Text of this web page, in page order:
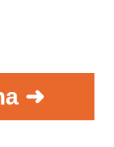
➜